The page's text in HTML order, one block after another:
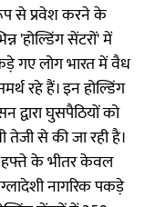
से प्रवेश करने के
'होल्डिंग सेंटरों' में
गए लोग भारत में वैध
रहे हैं। इन होल्डिंग
द्वारा घुसपैठियों को
से की जा रही है।
हफ्ते के भीतर केवल
नागरिक पकड़े